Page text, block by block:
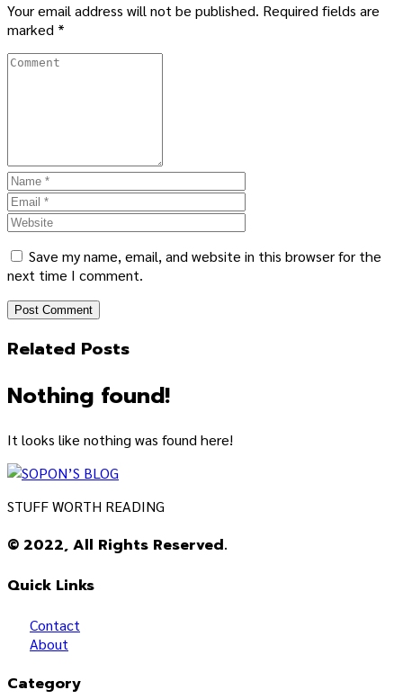
Your email address will not be published. Required fields are
marked *
Save my name, email, and website in this browser for the
next time I comment.
Related Posts
Nothing found!
It looks like nothing was found here!
STUFF WORTH READING
© 2022, All Rights Reserved.
Quick Links
Contact
About
Category